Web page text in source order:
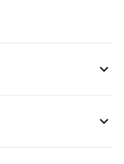
expand_more
expand_more